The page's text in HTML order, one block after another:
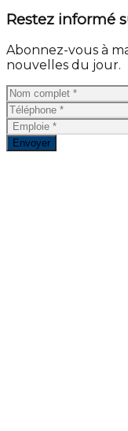
Restez informé
Abonnez-vous à
nouvelles du jour.
Envoyer